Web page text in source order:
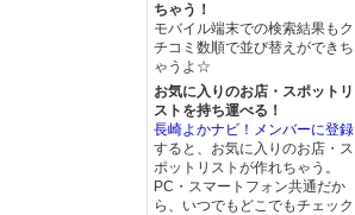
ちゃう！
モバイル端末での検索結果もク
チコミ数順で並び替えができち
ゃうよ☆
お気に入りのお店・スポットリ
ストを持ち運べる！
長崎よかナビ！メンバーに登録
すると、お気に入りのお店・ス
ポットリストが作れちゃう。
PC・スマートフォン共通だか
ら、いつでもどこでもチェック